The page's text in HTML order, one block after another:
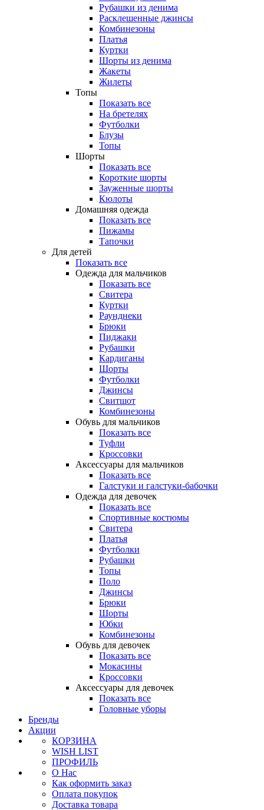
Рубашки из денима
Расклешенные джинсы
Комбинезоны
Платья
Куртки
Шорты из денима
Жакеты
Жилеты
Топы
Показать все
На бретелях
Футболки
Блузы
Топы
Шорты
Показать все
Короткие шорты
Зауженные шорты
Кюлоты
Домашняя одежда
Показать все
Пижамы
Тапочки
Для детей
Показать все
Одежда для мальчиков
Показать все
Свитера
Куртки
Раунднеки
Брюки
Пиджаки
Рубашки
Кардиганы
Шорты
Футболки
Джинсы
Свитшот
Комбинезоны
Обувь для мальчиков
Показать все
Туфли
Кроссовки
Аксессуары для мальчиков
Показать все
Галстуки и галстуки-бабочки
Одежда для девочек
Показать все
Спортивные костюмы
Свитера
Платья
Футболки
Рубашки
Топы
Поло
Джинсы
Брюки
Шорты
Юбки
Комбинезоны
Обувь для девочек
Показать все
Мокасины
Кроссовки
Аксессуары для девочек
Показать все
Головные уборы
Бренды
Акции
КОРЗИНА
WISH LIST
ПРОФИЛЬ
О Нас
Как оформить заказ
Оплата покупок
Доставка товара